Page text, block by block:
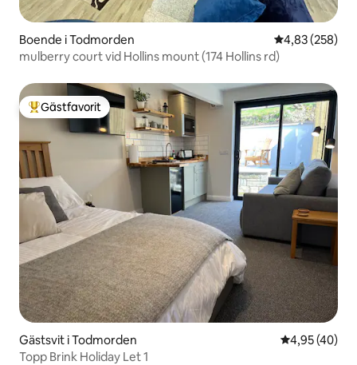
Boende i Todmorden 4,83 av 5 i
4,83 (258)
mulberry court vid Hollins mount (174 Hollins rd)
Populär gästfavorit
Gästfavorit
Gästsvit i Todmorden 4,95 av 5 i
4,95 (40)
Topp Brink Holiday Let 1